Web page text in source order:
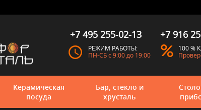
+7 495 255-02-13
РЕЖИМ РАБОТЫ:
ПН-СБ с 9:00 до 19:00
+7 916
100 %
Керамическая
посуда
Бар, стекло и
хрусталь